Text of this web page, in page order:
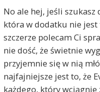
No ale hej, jeśli
która w dodatku nie
szczerze polecam Ci
nie dość, że świetnie
przyjemnie się w nią
najfajniejsze jest to, że
każdego, który